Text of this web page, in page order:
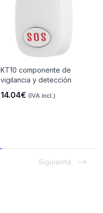
KT10 componente de
vigilancia y detección
14.04€ (IVA incl.)
Siguiente